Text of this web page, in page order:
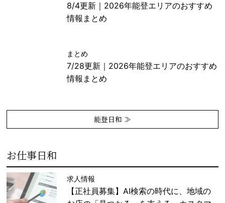
8/4更新｜2026年能登エリアのおすすめ
情報まとめ
まとめ
7/28更新｜2026年能登エリアのおすすめ
情報まとめ
能登日和 ≫
お仕事日和
求人情報
【正社員募集】AI検索の時代に、地域の